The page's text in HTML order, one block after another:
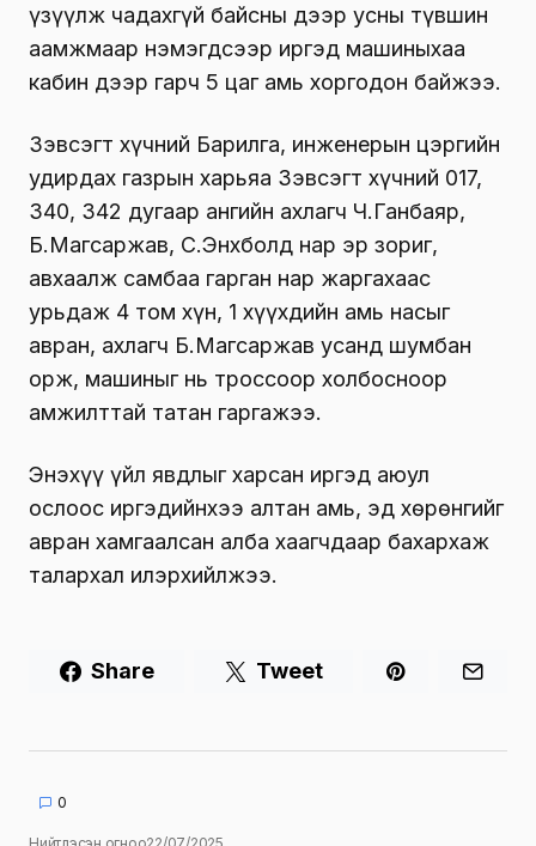
үзүүлж чадахгүй байсны дээр усны түвшин
аамжмаар нэмэгдсээр иргэд машиныхаа
кабин дээр гарч 5 цаг амь хоргодон байжээ.
Зэвсэгт хүчний Барилга, инженерын цэргийн
удирдах газрын харьяа Зэвсэгт хүчний 017,
340, 342 дугаар ангийн ахлагч Ч.Ганбаяр,
Б.Магсаржав, С.Энхболд нар эр зориг,
авхаалж самбаа гарган нар жаргахаас
урьдаж 4 том хүн, 1 хүүхдийн амь насыг
авран, ахлагч Б.Магсаржав усанд шумбан
орж, машиныг нь троссоор холбосноор
амжилттай татан гаргажээ.
Энэхүү үйл явдлыг харсан иргэд аюул
ослоос иргэдийнхээ алтан амь, эд хөрөнгийг
авран хамгаалсан алба хаагчдаар бахархаж
талархал илэрхийлжээ.
Share Tweet
0